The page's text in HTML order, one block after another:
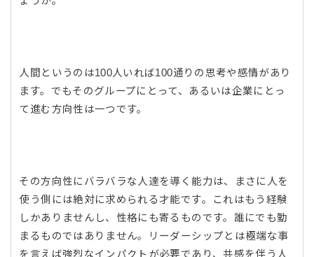
人間というのは100人いれば100通りの思考や感情があり
ます。でもそのグループにとって、あるいは企業にとっ
て進む方向性は一つです。
その方向性にバラバラな人達を導く能力は、まさに人を
使う側には絶対に求められる才能です。これはもう経験
しかありませんし、性格にも寄るものです。誰にでも勤
まるものではありません。リーダーシップとは極端な事
を言えば強烈なインパクトが必要であり、共感を伴う人